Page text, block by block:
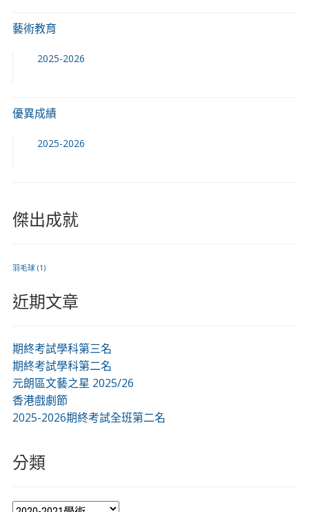
藝術教育
2025-2026
優異成績
2025-2026
傑出成就
羽毛球(1)
近期文章
期終考試學科第三名
期終考試學科第二名
元朗區文藝之星 2025/26
香港戲劇節
2025-2026期終考試全班第二名
分類